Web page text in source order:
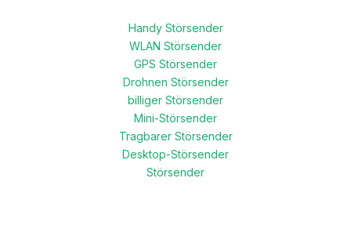
Handy Störsender
WLAN Störsender
GPS Störsender
Drohnen Störsender
billiger Störsender
Mini-Störsender
Tragbarer Störsender
Desktop-Störsender
Störsender